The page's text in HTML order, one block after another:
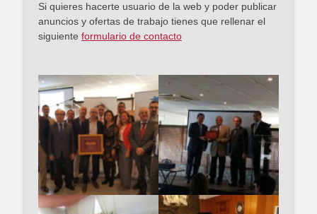
Si quieres hacerte usuario de la web y poder publicar
anuncios y ofertas de trabajo tienes que rellenar el
siguiente formulario de contacto